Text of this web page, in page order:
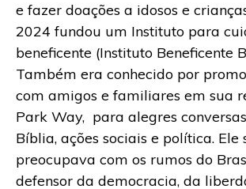
e fazer doações a idosos e
2024 fundou um Instituto para
beneficente (Instituto Beneficente
Também era conhecido por
com amigos e familiares em sua
Park Way, para alegres
Bíblia, ações sociais e política. Ele
preocupava com os rumos do
defensor da democracia, da